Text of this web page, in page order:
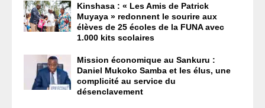
Kinshasa : « Les Amis de Patrick
Muyaya » redonnent le sourire aux
élèves de 25 écoles de la FUNA avec
1.000 kits scolaires
Mission économique au Sankuru :
Daniel Mukoko Samba et les élus, une
complicité au service du
désenclavement